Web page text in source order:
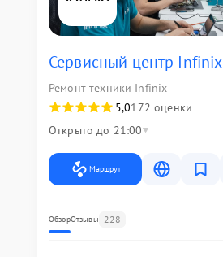
Сервисный центр Infinix
Ремонт техники Infinix
5,0172 оценки
Открыто до 21:00
Маршрут
ОбзорОтзывы 228